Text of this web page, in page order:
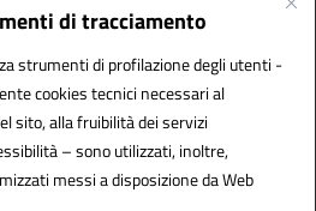
di tracciamento
strumenti di profilazione degli utenti -
cookies tecnici necessari al
sito, alla fruibilità dei servizi
– sono utilizzati, inoltre,
messi a disposizione da Web
(FG)
- PEC: